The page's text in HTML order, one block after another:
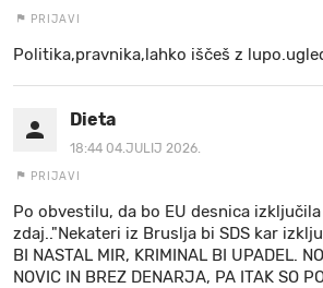
PRIJAVI
Politika,pravnika,lahko iščeš z
Dieta
18:44 04.JULIJ 2026.
PRIJAVI
Po obvestilu, da bo EU desnica izključila
zdaj.."Nekateri iz Bruslja bi SDS kar
BI NASTAL MIR, KRIMINAL BI UPADEL.
NOVIC IN BREZ DENARJA, PA ITAK SO